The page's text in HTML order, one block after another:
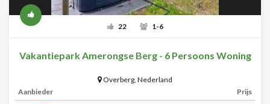
22 1-6
Vakantiepark Amerongse Berg - 6 Persoons Woning
Overberg, Nederland
Aanbieder
Prijs